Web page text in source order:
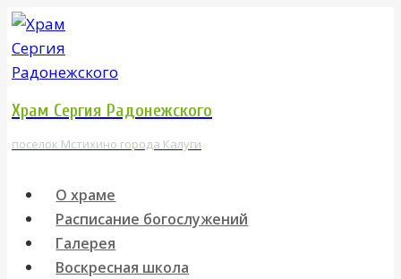
Перейти
к
содержимому
Храм Сергия Радонежского
поселок Мстихино города Калуги
О храме
Расписание богослужений
Галерея
Воскресная школа